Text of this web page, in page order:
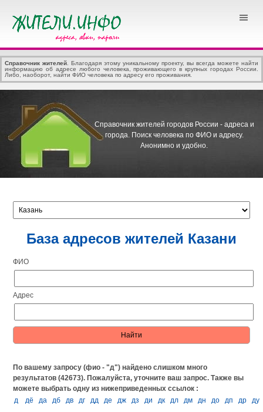
Справочник жителей . Благодаря этому уникальному проекту, вы всегда можете найти
информацию об адресе любого человека, проживающего в крупных городах России.
Либо, наоборот, найти ФИО человека по адресу его проживания.
Справочник жителей городов России - адреса и
города. Поиск человека по ФИО и адресу.
Анонимно и удобно.
База адресов жителей Казани
ФИО
Адрес
По вашему запросу (фио - "д") найдено слишком много
результатов (42673). Пожалуйста, уточните ваш запрос.Также вы
можете выбрать одну из нижеприведенных ссылок :
д
дё да дб дв дг дд де дж дз ди дк дл дм дн до дп др ду